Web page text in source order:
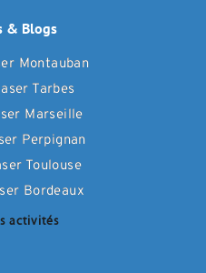
& Blogs
Montauban
Tarbes
Marseille
Perpignan
Toulouse
Bordeaux
activités